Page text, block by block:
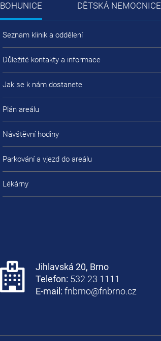
BOHUNICE DĚTSKÁ NEMOCNICE
Seznam klinik a oddělení
Důležité kontakty a informace
Jak se k nám dostanete
Plán areálu
Návštěvní hodiny
Parkování a vjezd do areálu
Lékárny
Jihlavská 20, Brno
Telefon: 532 23 1111
E-mail:fnbrno@fnbrno.cz